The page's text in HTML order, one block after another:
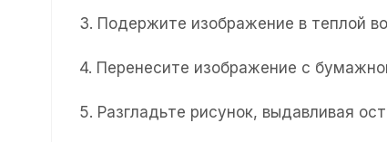
3. Подержите изображение в теплой
4. Перенесите изображение с
5. Разгладьте рисунок, выдавливая